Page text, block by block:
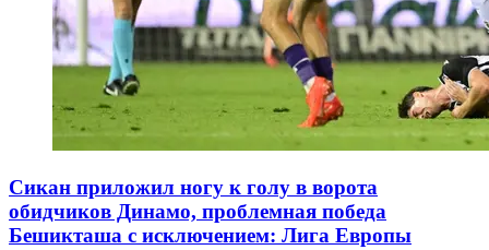
Сикан приложил ногу к голу в ворота
обидчиков Динамо, проблемная победа
Бешикташа с исключением: Лига Европы